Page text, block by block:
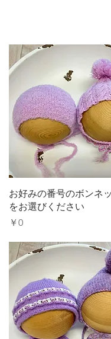
クイックビュー
お好みの番号のボンネ
をお選びください
価格
￥0